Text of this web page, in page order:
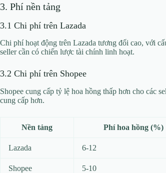
3. Phí nền tảng
3.1 Chi phí trên Lazada
Chi phí hoạt động trên Lazada tương đối cao, với
seller cần có chiến lược tài chính linh hoạt.
3.2 Chi phí trên Shopee
Shopee cung cấp tỷ lệ hoa hồng thấp hơn cho các
cung cấp hơn.
Nền tảng Phí hoa hồng (%)
Lazada 6-12
Shopee 5-10